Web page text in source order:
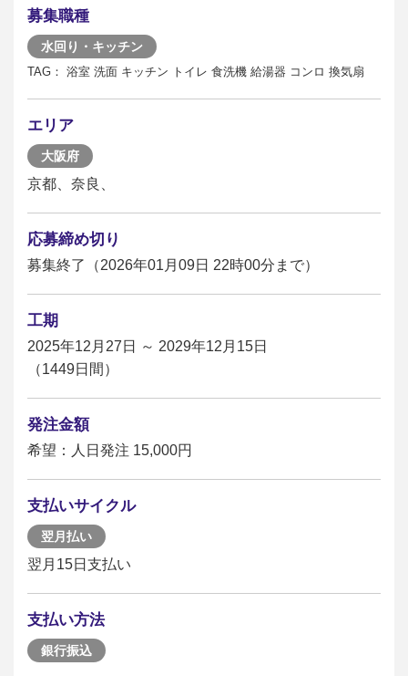
募集職種
水回り・キッチン
TAG： 浴室 洗面 キッチン トイレ 食洗機 給湯器 コンロ 換気扇
エリア
大阪府
京都、奈良、
応募締め切り
募集終了（2026年01月09日 22時00分まで）
工期
2025年12月27日 ～ 2029年12月15日
（1449日間）
発注金額
希望：人日発注 15,000円
支払いサイクル
翌月払い
翌月15日支払い
支払い方法
銀行振込